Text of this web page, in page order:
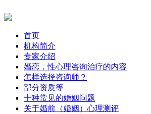
首页
机构简介
专家介绍
婚恋，性心理咨询治疗的内容
怎样选择咨询师？
部分资质等
十种常见的婚姻问题
关于婚前（婚姻）心理测评